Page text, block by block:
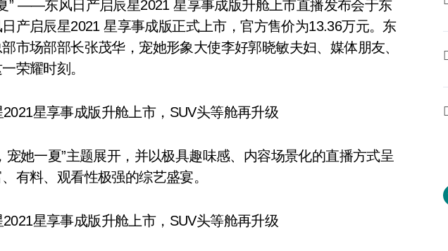
” ——东风日产启辰星2021 星享事成版升舱上市直播发布会于东
产启辰星2021 星享事成版正式上市，官方售价为13.36万元。东
市场部部长张茂华，宠她形象大使李好郭晓敏夫妇、媒体朋友、
荣耀时刻。
宠她一夏”主题展开，并以极具趣味感、内容场景化的直播方式呈
有料、观看性极强的综艺盛宴。